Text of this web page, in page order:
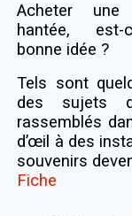
Acheter une
hantée,
bonne idée ?
Tels sont
des sujets
rassemblés
d’œil à des
souvenirs
Fiche